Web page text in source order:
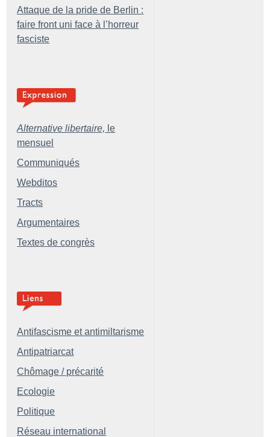
Attaque de la pride de Berlin :
faire front uni face à l’horreur
fasciste
Alternative libertaire, le
mensuel
Communiqués
Webditos
Tracts
Argumentaires
Textes de congrès
Antifascisme et antimiltarisme
Antipatriarcat
Chômage / précarité
Ecologie
Politique
Réseau international